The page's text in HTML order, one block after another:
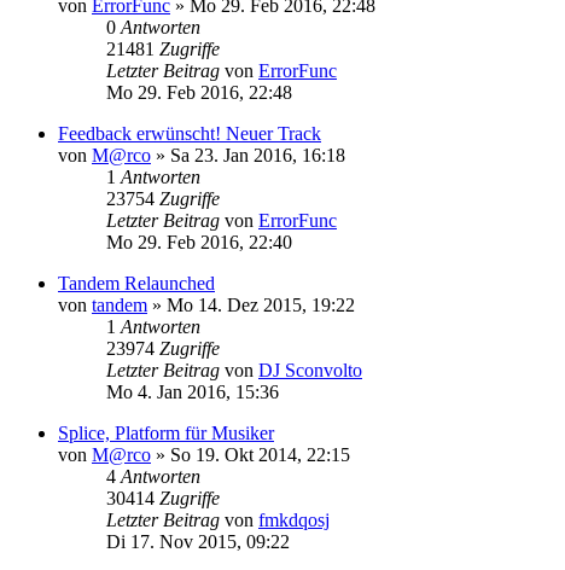
von ErrorFunc » Mo 29. Feb 2016, 22:48
0 Antworten
21481 Zugriffe
Letzter Beitrag von ErrorFunc
Mo 29. Feb 2016, 22:48
Feedback erwünscht! Neuer Track
von M@rco » Sa 23. Jan 2016, 16:18
1 Antworten
23754 Zugriffe
Letzter Beitrag von ErrorFunc
Mo 29. Feb 2016, 22:40
Tandem Relaunched
von tandem » Mo 14. Dez 2015, 19:22
1 Antworten
23974 Zugriffe
Letzter Beitrag von DJ Sconvolto
Mo 4. Jan 2016, 15:36
Splice, Platform für Musiker
von M@rco » So 19. Okt 2014, 22:15
4 Antworten
30414 Zugriffe
Letzter Beitrag von fmkdqosj
Di 17. Nov 2015, 09:22